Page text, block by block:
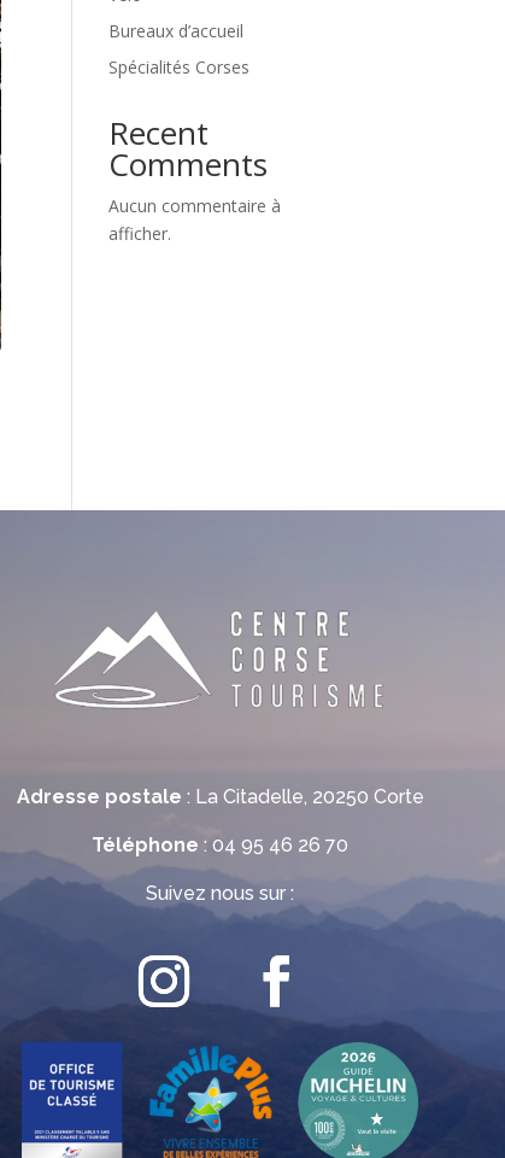
Bureaux d’accueil
Spécialités Corses
Recent
Comments
Aucun commentaire à
afficher.
Adresse postale : La Citadelle, 20250 Corte
Téléphone : 04 95 46 26 70
Suivez nous sur :